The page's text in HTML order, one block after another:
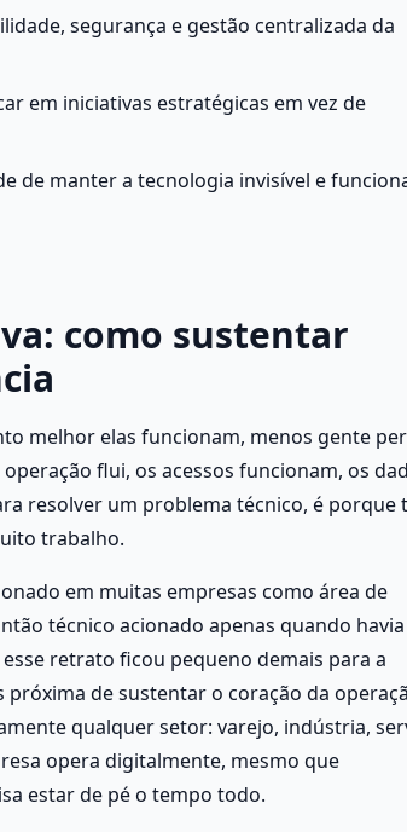
segurança e gestão centralizada da
em iniciativas estratégicas em vez de
de manter a tecnologia invisível e
como sustentar
melhor elas funcionam, menos gente
flui, os acessos funcionam, os
resolver um problema técnico, é porque
trabalho.
em muitas empresas como área de
técnico acionado apenas quando
retrato ficou pequeno demais para a
de sustentar o coração da
qualquer setor: varejo, indústria,
opera digitalmente, mesmo que
estar de pé o tempo todo.